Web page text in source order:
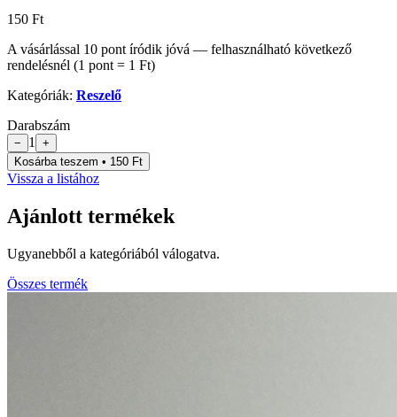
150 Ft
A vásárlással 10 pont íródik jóvá — felhasználható következő
rendelésnél (1 pont = 1 Ft)
Kategóriák: Reszelő
Darabszám
− 1
+
Kosárba teszem • 150 Ft
Vissza a listához
Ajánlott termékek
Ugyanebből a kategóriából válogatva.
Összes termék